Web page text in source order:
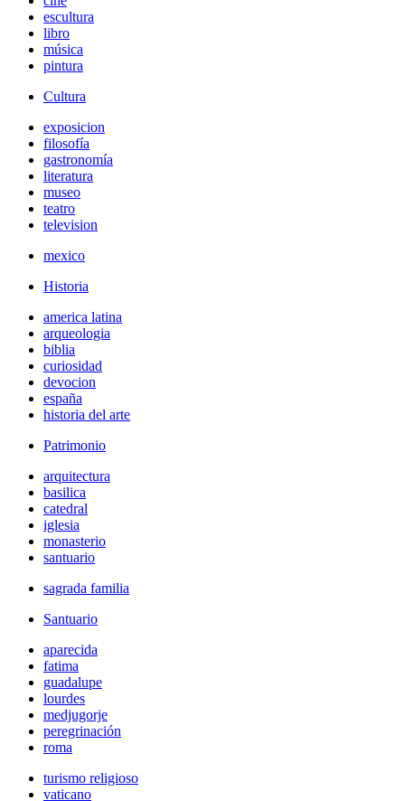
escultura
libro
música
pintura
Cultura
exposicion
filosofía
gastronomía
literatura
museo
teatro
television
mexico
Historia
america latina
arqueologia
biblia
curiosidad
devocion
españa
historia del arte
Patrimonio
arquitectura
basilica
catedral
iglesia
monasterio
santuario
sagrada familia
Santuario
aparecida
fatima
guadalupe
lourdes
medjugorje
peregrinación
roma
turismo religioso
vaticano